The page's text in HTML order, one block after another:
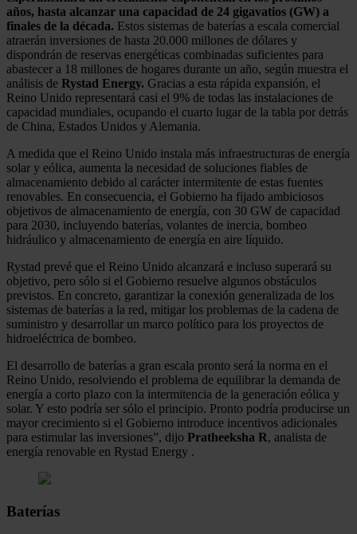
años, hasta alcanzar una capacidad de 24 gigavatios (GW) a
finales de la década. Estos sistemas de baterías a escala comercial
atraerán inversiones de hasta 20.000 millones de dólares y
dispondrán de reservas energéticas combinadas suficientes para
abastecer a 18 millones de hogares durante un año, según muestra el
análisis de Rystad Energy. Gracias a esta rápida expansión, el
Reino Unido representará casi el 9% de todas las instalaciones de
capacidad mundiales, ocupando el cuarto lugar de la tabla por detrás
de China, Estados Unidos y Alemania.
A medida que el Reino Unido instala más infraestructuras de energía
solar y eólica, aumenta la necesidad de soluciones fiables de
almacenamiento debido al carácter intermitente de estas fuentes
renovables. En consecuencia, el Gobierno ha fijado ambiciosos
objetivos de almacenamiento de energía, con 30 GW de capacidad
para 2030, incluyendo baterías, volantes de inercia, bombeo
hidráulico y almacenamiento de energía en aire líquido.
Rystad prevé que el Reino Unido alcanzará e incluso superará su
objetivo, pero sólo si el Gobierno resuelve algunos obstáculos
previstos. En concreto, garantizar la conexión generalizada de los
sistemas de baterías a la red, mitigar los problemas de la cadena de
suministro y desarrollar un marco político para los proyectos de
hidroeléctrica de bombeo.
El desarrollo de baterías a gran escala pronto será la norma en el
Reino Unido, resolviendo el problema de equilibrar la demanda de
energía a corto plazo con la intermitencia de la generación eólica y
solar. Y esto podría ser sólo el principio. Pronto podría producirse un
mayor crecimiento si el Gobierno introduce incentivos adicionales
para estimular las inversiones”, dijo Pratheeksha R, analista de
energía renovable en Rystad Energy .
Baterías